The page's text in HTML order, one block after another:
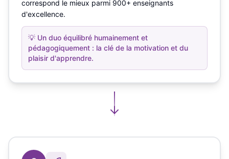
correspond le mieux parmi 900+ enseignants
d'excellence.
💡 Un duo équilibré humainement et
pédagogiquement : la clé de la motivation et du
plaisir d'apprendre.